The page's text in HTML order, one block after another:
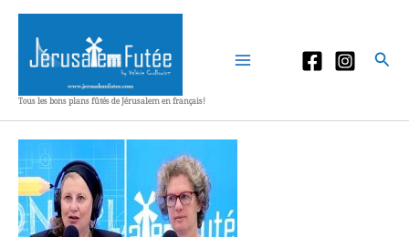
Aller
contenu
Tous les bons plans fûtés de Jérusalem en français!